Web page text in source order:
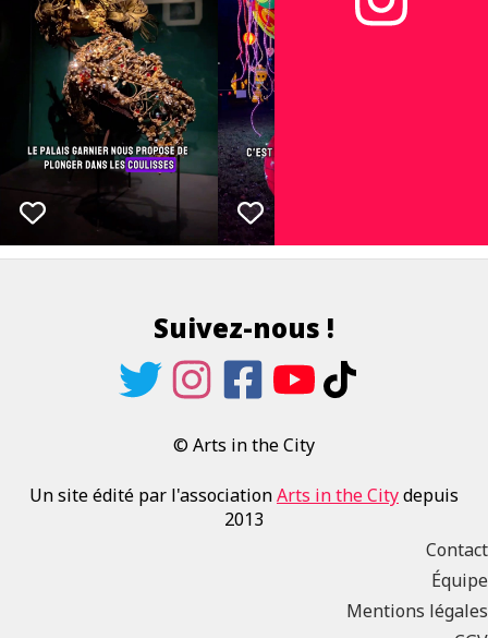
Suivez-nous !
© Arts in the City
Un site édité par l'associationArts in the Citydepuis
2013
Contact
Équipe
Mentions légales